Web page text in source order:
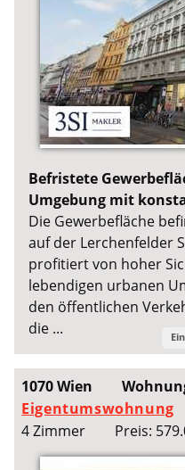
Befristete
Umgebung mit
Die Gewerbefläche
auf der Lerchenfelder
profitiert von hoher
lebendigen urbanen
den öffentlichen
die ...
1070 Wien
Eigentumswohnung
4 Zimmer
Preis: